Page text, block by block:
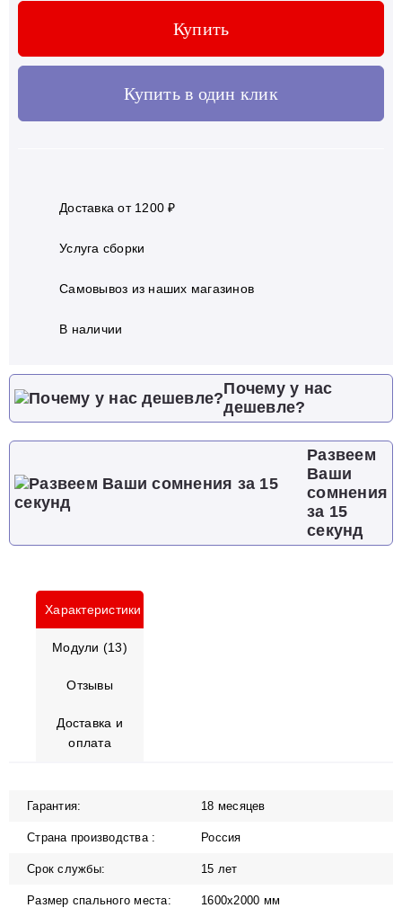
Купить
Купить в один клик
Доставка от 1200 ₽
Услуга сборки
Самовывоз из наших магазинов
В наличии
Почему у нас
дешевле?
Развеем
Ваши
сомнения
за 15
секунд
Характеристики
Модули (13)
Отзывы
Доставка и
оплата
Гарантия: 18 месяцев
Страна производства : Россия
Срок службы: 15 лет
Размер спального места: 1600х2000 мм